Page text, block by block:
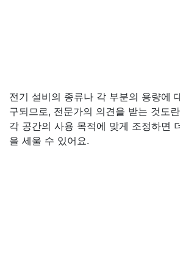
전기 설비의 종류나 각 부분의 용량에
구되므로, 전문가의 의견을 받는 것도
각 공간의 사용 목적에 맞게 조정하면
을 세울 수 있어요.